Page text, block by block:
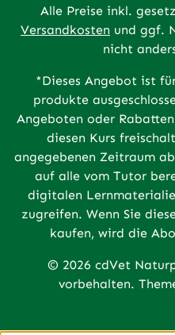
Alle Preise inkl.
Versandkosten und ggf.
nicht
*Dieses Angebot ist
produkte
Angeboten oder
diesen Kurs
angegebenen Zeitraum
auf alle vom Tutor
digitalen
zugreifen. Wenn Sie
kaufen, wird die
© 2026 cdVet
vorbehalten.